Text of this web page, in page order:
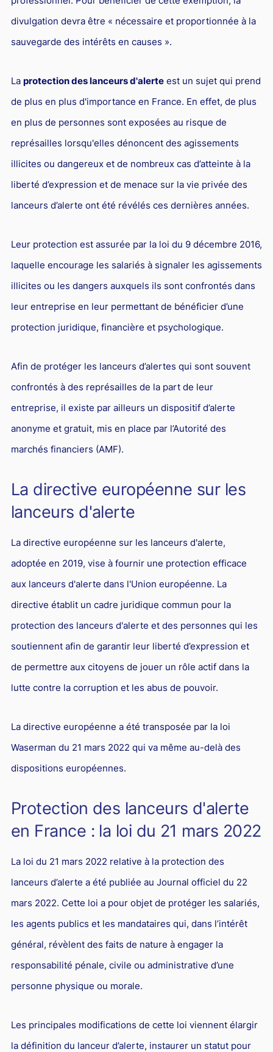
divulgation devra être « nécessaire et proportionnée à la
sauvegarde des intérêts en causes ».
La protection des lanceurs d'alerteest un sujet qui prend
de plus en plus d'importance en France. En effet, de plus
en plus de personnes sont exposées au risque de
représailles lorsqu'elles dénoncent des agissements
illicites ou dangereux et de nombreux cas d’atteinte à la
liberté d’expression et de menace sur la vie privée des
lanceurs d’alerte ont été révélés ces dernières années.
Leur protection est assurée par la loi du 9 décembre 2016,
laquelle encourage les salariés à signaler les agissements
illicites ou les dangers auxquels ils sont confrontés dans
leur entreprise en leur permettant de bénéficier d’une
protection juridique, financière et psychologique.
Afin de protéger les lanceurs d’alertes qui sont souvent
confrontés à des représailles de la part de leur
entreprise, il existe par ailleurs un dispositif d’alerte
anonyme et gratuit, mis en place par l’Autorité des
marchés financiers (AMF).
La directive européenne sur les
lanceurs d'alerte
La directive européenne sur les lanceurs d'alerte,
adoptée en 2019, vise à fournir une protection efficace
aux lanceurs d'alerte dans l'Union européenne. La
directive établit un cadre juridique commun pour la
protection des lanceurs d'alerte et des personnes qui les
soutiennent afin de garantir leur liberté d’expression et
de permettre aux citoyens de jouer un rôle actif dans la
lutte contre la corruption et les abus de pouvoir.
La directive européenne a été transposée par la loi
Waserman du 21 mars 2022 qui va même au-delà des
dispositions européennes.
Protection des lanceurs d'alerte
en France : la loi du 21 mars 2022
La loi du 21 mars 2022 relative à la protection des
lanceurs d’alerte a été publiée au Journal officiel du 22
mars 2022. Cette loi a pour objet de protéger les salariés,
les agents publics et les mandataires qui, dans l’intérêt
général, révèlent des faits de nature à engager la
responsabilité pénale, civile ou administrative d’une
personne physique ou morale.
Les principales modifications de cette loi viennent élargir
la définition du lanceur d’alerte, instaurer un statut pour